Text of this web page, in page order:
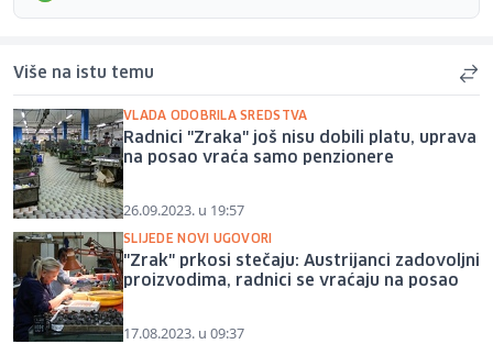
Više na istu temu
VLADA ODOBRILA SREDSTVA
Radnici "Zraka" još nisu dobili platu, uprava
na posao vraća samo penzionere
26.09.2023. u 19:57
SLIJEDE NOVI UGOVORI
"Zrak" prkosi stečaju: Austrijanci zadovoljni
proizvodima, radnici se vraćaju na posao
17.08.2023. u 09:37